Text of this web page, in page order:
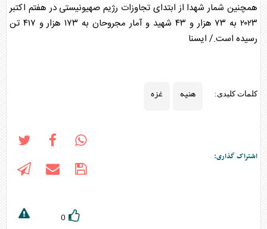
همچنین شمار شهدا از ابتدای تجاوزات رژیم صهیونیستی در هفتم اکتبر
۲۰۲۳ به ۷۳ هزار و ۴۳ شهید و آمار مجروحان به ۱۷۳ هزار و ۴۱۷ تن
رسیده است./ ایسنا
کلمات کلیدی: هنیه غزه
اشتراک گذاری:
0